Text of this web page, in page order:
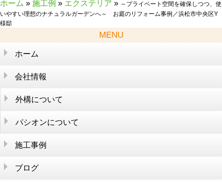
ホーム » 施工例 » エクステリア » ～プライベート空間を確保しつつ、使
いやすい理想のナチュラルガーデンへ～ お庭のリフォーム事例／浜松市中央区Y
様邸
MENU
ホーム
会社情報
外構について
そもそも外構とは？
外構のあれこれ
施工の流れ
パシオンについて
会社情報
施工事例
ブログ